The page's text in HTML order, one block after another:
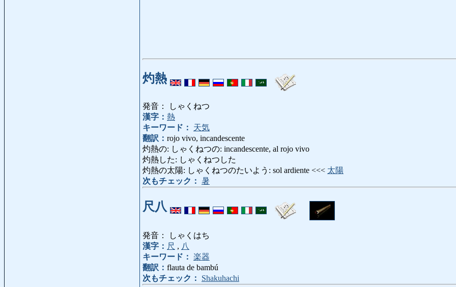
灼熱
発音： しゃくねつ
漢字： 熱
キーワード：
天気
翻訳： rojo vivo, incandescente
灼熱の: しゃくねつの: incandescente, al rojo vivo
灼熱した: しゃくねつした
灼熱の太陽: しゃくねつのたいよう: sol ardiente <<< 太陽
次もチェック： 暑
尺八
発音： しゃくはち
漢字： 尺 , 八
キーワード： 楽器
翻訳： flauta de bambú
次もチェック：
Shakuhachi